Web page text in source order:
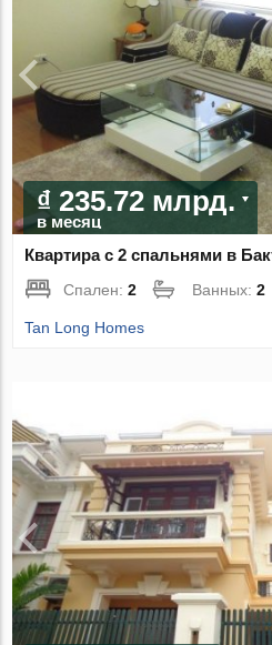
₫ 235.72 млрд.
в месяц
Квартира с 2 спальнями в
Спален:2 Ванных:2
Tan Long Homes